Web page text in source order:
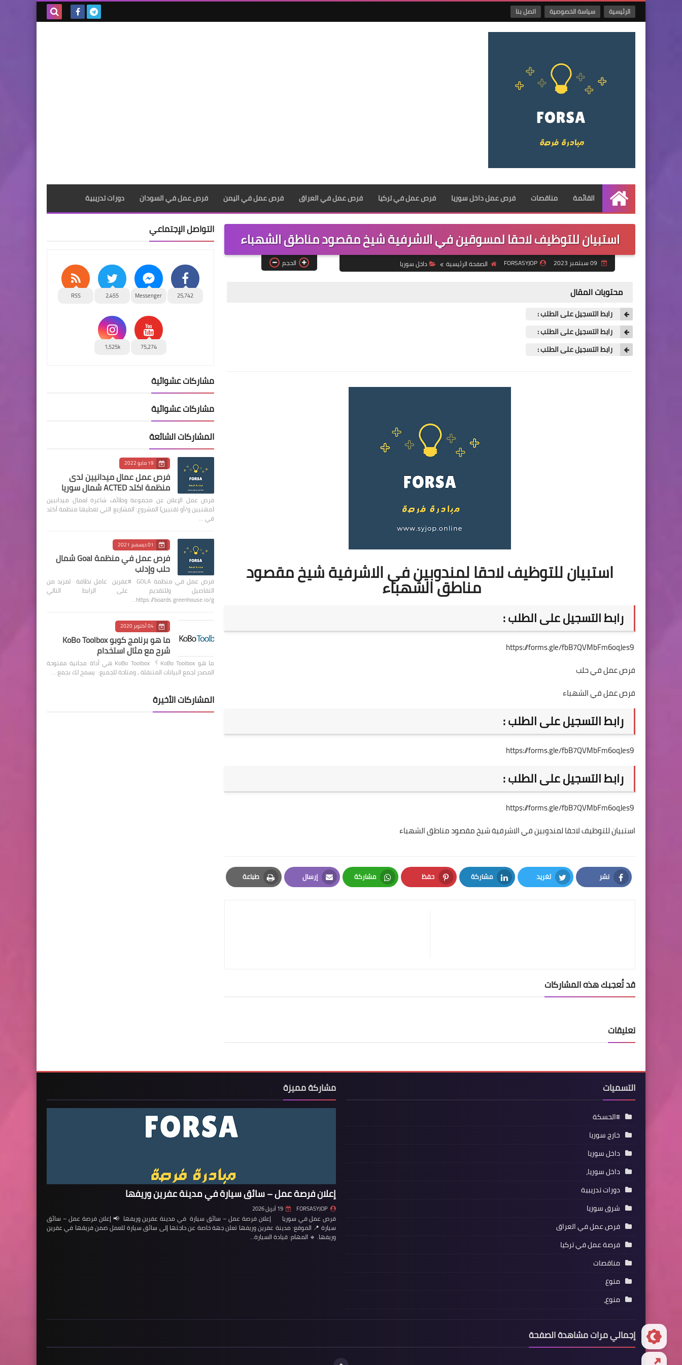
الرئيسية سياسة الخصوصية اتصل بنا
الرئيسية
القائمة مناقصات فرص عمل داخل سوريا فرص عمل في تركيا فرص عمل في العراق فرص عمل في اليمن فرص عمل في السودان دورات تدريبية
استبيان للتوظيف لاحقا لمسوقين في الاشرفية شيخ مقصود مناطق الشهباء
FORSASYJOP الصفحة الرئيسية داخل سوريا الحجم
محتويات المقال
رابط التسجيل على الطلب :
رابط التسجيل على الطلب :
رابط التسجيل على الطلب :
استبيان للتوظيف لاحقا لمندوبين في الاشرفية شيخ مقصود
مناطق الشهباء
رابط التسجيل على الطلب :
https://forms.gle/fbB7QVMbFm6oqJes9
فرص عمل في حلب
فرص عمل في الشهباء
رابط التسجيل على الطلب :
https://forms.gle/fbB7QVMbFm6oqJes9
رابط التسجيل على الطلب :
https://forms.gle/fbB7QVMbFm6oqJes9
استبيان للتوظيف لاحقا لمندوبين في الاشرفية شيخ مقصود مناطق الشهباء
نشر
Facebook
تغريد
Twitter
مشاركة
LinkedIn
حفظ
Pinterest
مشاركة
Whatsapp
إرسال
Email
طباعة
Print
قد تُعجبك هذه المشاركات
تعليقات
التواصل الإجتماعي
25,742
Messenger
2,455
RSS
75,274
1,525k
مشاركات عشوائية
مشاركات عشوائية
المشاركات الشائعة
19 مايو 2022
فرص عمل عمال ميدانيين لدى
منظمة اكتد ACTED شمال سوريا
فرص عمل الإعلان عن مجموعة وظائف شاغرة لعمال ميدانيين
(مهنيين و/أو تقنيين) المشروع: المشاريع التي تغطيها منظمة أكتد
في …
01 ديسمبر 2021
فرص عمل في منظمة Goal شمال
حلب وإدلب
فرص عمل في منظمة GOLA #عفرين عامل نظافة لمزيد من
التفاصيل وللتقديم على الرابط التالي
https://boards.greenhouse.io/g…
04 أكتوبر 2020
ما هو برنامج كوبو KoBo Toolbox
شرح مع مثال استخدام
ما هو KoBo Toolbox ؟ KoBo Toolbox هي أداة مجانية مفتوحة
المصدر لجمع البيانات المتنقلة ، ومتاحة للجميع. يسمح لك بجمع …
المشاركات الأخيرة
التسميات
#الحسكة
خارج سوريا
داخل سوريا
داخل سوريا،
دورات تدريبية
شرق سوريا
فرص عمل في العراق
فرصة عمل في تركيا
مناقصات
منوع
منوع،
مشاركة مميزة
إعلان فرصة عمل – سائق سيارة في مدينة عفرين وريفها
FORSASYJOP 19 أبريل 2026
فرص عمل في سوريا إعلان فرصة عمل – سائق سيارة في مدينة عفرين وريفها 📢 إعلان فرصة عمل – سائق
سيارة 📍 الموقع: مدينة عفرين وريفها تعلن جهة خاصة عن حاجتها إلى سائق سيارة للعمل ضمن فريقها في عفرين
وريفها. 🔹 المهام: قيادة السيارة…
إجمالي مرات مشاهدة الصفحة